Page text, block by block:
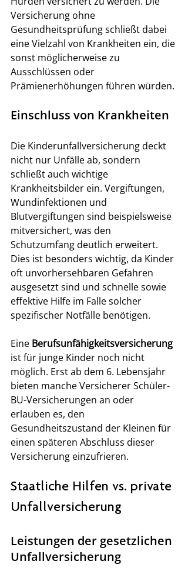
Versicherung ohne
Gesundheitsprüfung schließt dabei
eine Vielzahl von Krankheiten ein, die
sonst möglicherweise zu
Ausschlüssen oder
Prämienerhöhungen führen würden.
Einschluss von Krankheiten
Die Kinderunfallversicherung deckt
nicht nur Unfälle ab, sondern
schließt auch wichtige
Krankheitsbilder ein. Vergiftungen,
Wundinfektionen und
Blutvergiftungen sind beispielsweise
mitversichert, was den
Schutzumfang deutlich erweitert.
Dies ist besonders wichtig, da Kinder
oft unvorhersehbaren Gefahren
ausgesetzt sind und schnelle sowie
effektive Hilfe im Falle solcher
spezifischer Notfälle benötigen.
Eine Berufsunfähigkeitsversicherung
ist für junge Kinder noch nicht
möglich. Erst ab dem 6. Lebensjahr
bieten manche Versicherer Schüler-
BU-Versicherungen an oder
erlauben es, den
Gesundheitszustand der Kleinen für
einen späteren Abschluss dieser
Versicherung einzufrieren.
Staatliche Hilfen vs. private
Unfallversicherung
Leistungen der gesetzlichen
Unfallversicherung